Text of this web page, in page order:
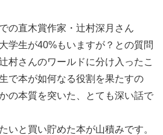
の直木賞作家・辻村深月さん
学生が40%もいますが？との質問
村さんのワールドに分け入ったこ
で本が如何なる役割を果たすの
の本質を突いた、とても深い話で
いと買い貯めた本が山積みです。